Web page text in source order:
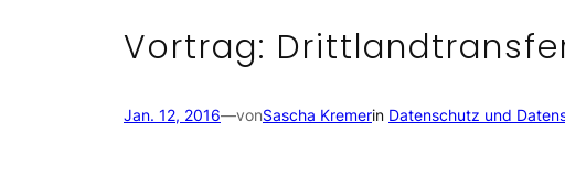
Vortrag:
Jan. 12, 2016—vonSascha Kremerin Datenschutz und